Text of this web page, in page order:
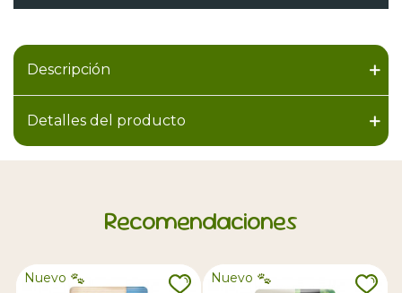
Descripción
Detalles del producto
Recomendaciones
Nuevo Nuevo